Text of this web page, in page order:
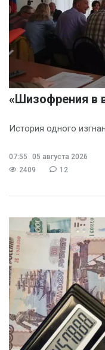
«Шизофрения в
История одного
07:55
05 августа 2026
2409
12